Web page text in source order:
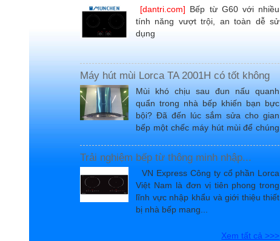
[dantri.com] Bếp từ G60 với nhiều
tính năng vượt trội, an toàn dễ sử
dụng
Máy hút mùi Lorca TA 2001H có tốt không
Mùi khó chịu sau đun nấu quanh
quẩn trong nhà bếp khiến bạn bực
bội? Đã đến lúc sắm sửa cho gian
bếp một chếc máy hút mùi để chúng
Trải nghiệm bếp từ thông minh nhập...
VN Express Công ty cổ phần Lorca
Việt Nam là đơn vị tiên phong trong
lĩnh vực nhập khẩu và giới thiệu thiết
bị nhà bếp mang...
Xem tất cả >>>